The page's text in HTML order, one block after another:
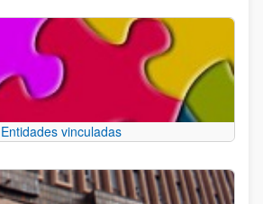
Entidades vinculadas